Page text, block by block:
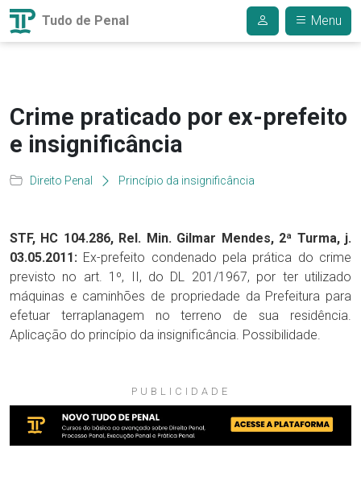
Tudo de Penal Menu
Crime praticado por ex-prefeito
e insignificância
Direito Penal Princípio da insignificância
STF, HC 104.286, Rel. Min. Gilmar Mendes, 2ª Turma, j.
03.05.2011: Ex-prefeito condenado pela prática do crime
previsto no art. 1º, II, do DL 201/1967, por ter utilizado
máquinas e caminhões de propriedade da Prefeitura para
efetuar terraplanagem no terreno de sua residência.
Aplicação do princípio da insignificância. Possibilidade.
PUBLICIDADE